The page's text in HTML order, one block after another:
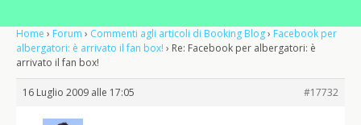
Home › Forum › Commenti agli articoli di Booking Blog› Facebook per
albergatori: è arrivato il fan box! › Re: Facebook per albergatori: è
arrivato il fan box!
16 Luglio 2009 alle 17:05 #17732